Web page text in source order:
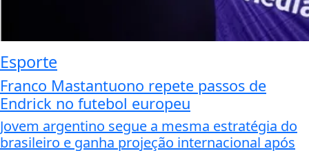
Esporte
Franco Mastantuono repete passos de
Endrick no futebol europeu
Jovem argentino segue a mesma estratégia do
brasileiro e ganha projeção internacional após